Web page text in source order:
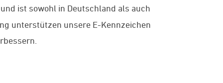
ist sowohl in Deutschland als auch
unterstützen unsere E-Kennzeichen